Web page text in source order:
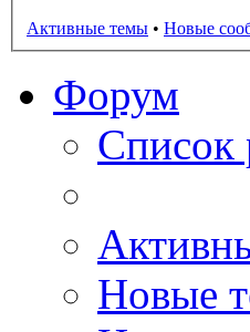
Активные темы • Новые
Форум
Список
Новые